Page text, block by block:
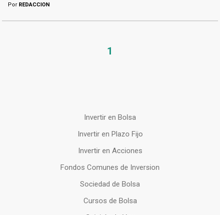
Por REDACCION
1
Invertir en Bolsa
Invertir en Plazo Fijo
Invertir en Acciones
Fondos Comunes de Inversion
Sociedad de Bolsa
Cursos de Bolsa